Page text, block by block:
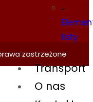
listy
Transport
O nas
zastrzeżone